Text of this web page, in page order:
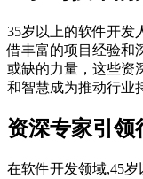
35岁以上的软件开发
借丰富的项目经验和
或缺的力量，这些资
和智慧成为推动行业
资深专家引领
在软件开发领域,45